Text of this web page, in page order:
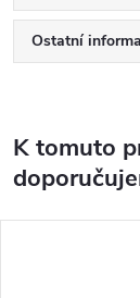
Ostatní
K tomuto